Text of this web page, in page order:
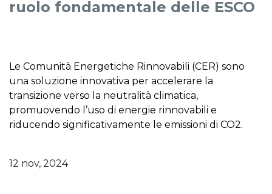
ruolo fondamentale delle ESCO
Le Comunità Energetiche Rinnovabili (CER) sono
una soluzione innovativa per accelerare la
transizione verso la neutralità climatica,
promuovendo l’uso di energie rinnovabili e
riducendo significativamente le emissioni di CO2.
12 nov, 2024